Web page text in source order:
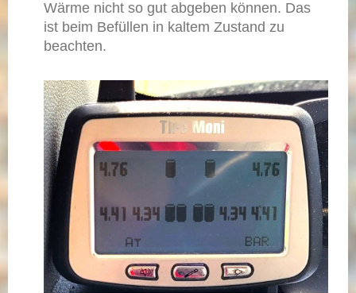
Wärme nicht so gut abgeben können. Das
ist beim Befüllen in kaltem Zustand zu
beachten.